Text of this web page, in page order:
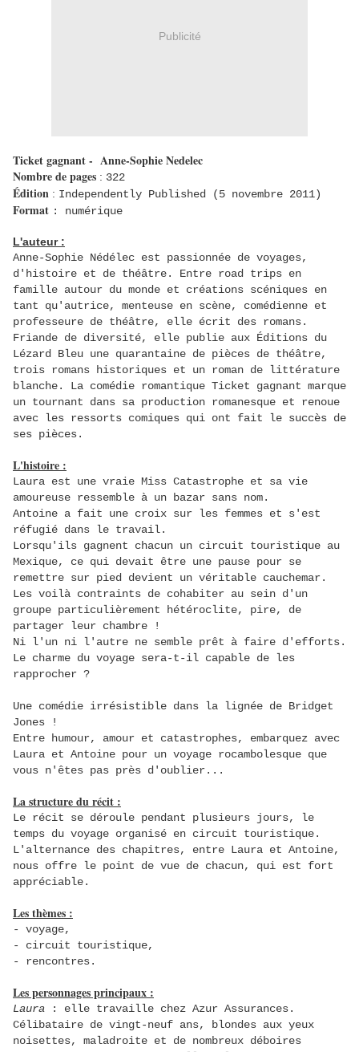
Publicité
Ticket gagnant - Anne-Sophie Nedelec
Nombre de pages : 322
Édition : Independently Published (5 novembre 2011)
Format : numérique
L'auteur :
Anne-Sophie Nédélec est passionnée de voyages,
d'histoire et de théâtre. Entre road trips en
famille autour du monde et créations scéniques en
tant qu'autrice, menteuse en scène, comédienne et
professeure de théâtre, elle écrit des romans.
Friande de diversité, elle publie aux Éditions du
Lézard Bleu une quarantaine de pièces de théâtre,
trois romans historiques et un roman de littérature
blanche. La comédie romantique Ticket gagnant marque
un tournant dans sa production romanesque et renoue
avec les ressorts comiques qui ont fait le succès de
ses pièces.
L'histoire :
Laura est une vraie Miss Catastrophe et sa vie
amoureuse ressemble à un bazar sans nom.
Antoine a fait une croix sur les femmes et s'est
réfugié dans le travail.
Lorsqu'ils gagnent chacun un circuit touristique au
Mexique, ce qui devait être une pause pour se
remettre sur pied devient un véritable cauchemar.
Les voilà contraints de cohabiter au sein d'un
groupe particulièrement hétéroclite, pire, de
partager leur chambre !
Ni l'un ni l'autre ne semble prêt à faire d'efforts.
Le charme du voyage sera-t-il capable de les
rapprocher ?
Une comédie irrésistible dans la lignée de Bridget
Jones !
Entre humour, amour et catastrophes, embarquez avec
Laura et Antoine pour un voyage rocambolesque que
vous n'êtes pas près d'oublier...
La structure du récit :
Le récit se déroule pendant plusieurs jours, le
temps du voyage organisé en circuit touristique.
L'alternance des chapitres, entre Laura et Antoine,
nous offre le point de vue de chacun, qui est fort
appréciable.
Les thèmes :
- voyage,
- circuit touristique,
- rencontres.
Les personnages principaux :
Laura
: elle travaille chez Azur Assurances.
Célibataire de vingt-neuf ans, blondes aux yeux
noisettes, maladroite et de nombreux déboires